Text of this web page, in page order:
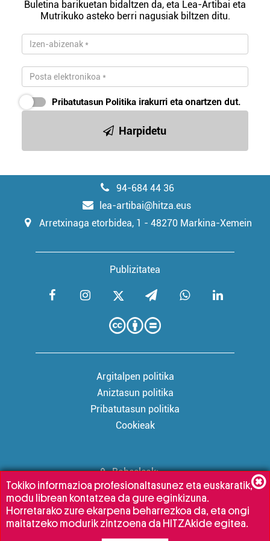
Buletina barikuetan bidaltzen da, eta Lea-Artibai eta
Mutrikuko asteko berri nagusiak biltzen ditu.
Pribatutasun Politika irakurri eta onartzen dut.
Harpidetu
94-684 44 36
lea-artibai@hitza.eus
Arretxinaga etorbidea, 1 - 48270 Markina-Xemein
Publizitatea
Argitalpen politika
Aniztasun politika
Pribatutasun politika
Cookieak
Babesleak:
Tokiko informazioa profesionaltasunez eta euskaratik,
modu librean kontatzea da gure eginkizuna.
Horretarako zure ekarpena beharrezkoa da, eta ongi
maitatzeko modurik zintzoena da HITZAkide egitea.